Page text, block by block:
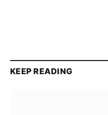
KEEP READING